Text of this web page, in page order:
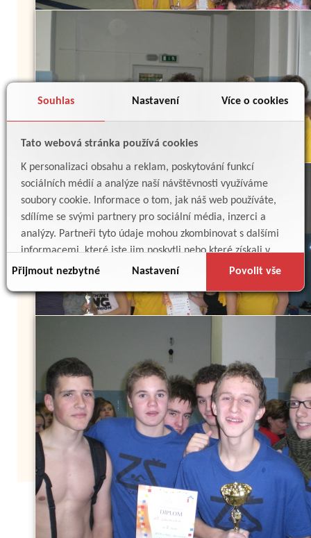
Souhlas Nastavení Více o cookies
Tato webová stránka používá cookies
K personalizaci obsahu a reklam, poskytování funkcí
sociálních médií a analýze naší návštěvnosti využíváme
soubory cookie. Informace o tom, jak náš web používáte,
sdílíme se svými partnery pro sociální média, inzerci a
analýzy. Partneři tyto údaje mohou zkombinovat s dalšími
informacemi, které jste jim poskytli nebo které získali v
důsledku toho, že používáte jejich služby.
Přijmout nezbytné Nastavení Povolit vše